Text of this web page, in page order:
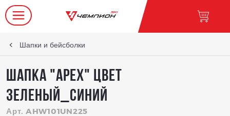
Шапки и бейсболки
Шапка "Арех" цвет
зеленый_синий
Арт. AHW101UN225